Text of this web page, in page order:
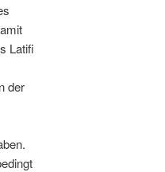
Latifi
der